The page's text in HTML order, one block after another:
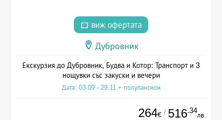
виж офертата
Дубровник
Екскурзия до Дубровник, Будва и Котор: Транспорт и 3
нощувки със закуски и вечери
Дата: 03.09 - 29.11 + полупансион
264€ / 516.34
лв.